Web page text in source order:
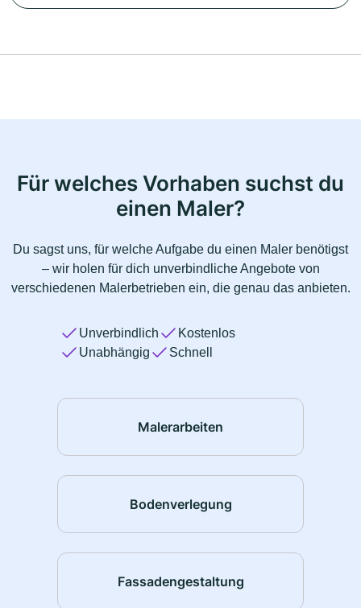
Für welches Vorhaben suchst du
einen Maler?
Du sagst uns, für welche Aufgabe du einen Maler benötigst
– wir holen für dich unverbindliche Angebote von
verschiedenen Malerbetrieben ein, die genau das anbieten.
Unverbindlich
Kostenlos
Unabhängig
Schnell
Malerarbeiten
Bodenverlegung
Fassadengestaltung